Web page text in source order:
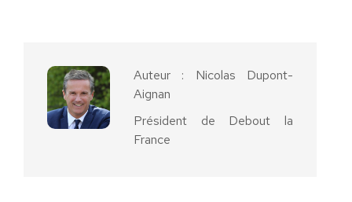
Auteur : Nicolas Dupont-
Aignan
Président de Debout la
France